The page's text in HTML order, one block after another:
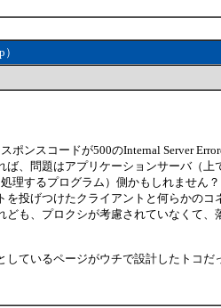
ポンスコードが500のInternal Server
、問題はアプリケーションサーバ（上
理するプログラム）側かもしれません？
を投げつけたクライアントと何らかのコ
ども、プロクシが考慮されていなくて、
しているページがウチで設計したトコだ